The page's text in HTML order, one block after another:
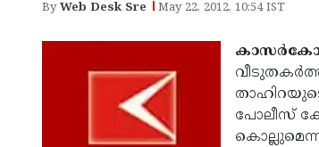
ByWeb Desk Sre May 22, 2012, 10:54 IST
പോലീസ്